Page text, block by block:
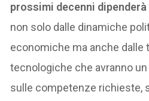
prossimi decenni
non solo dalle dinamiche
economiche ma anche dalle
tecnologiche che avranno
sulle competenze richieste,